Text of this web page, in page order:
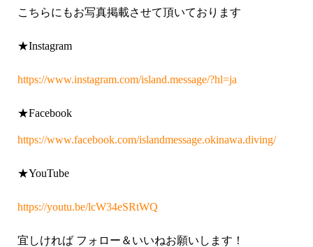
こちらにもお写真掲載させて頂いております
★Instagram
https://www.instagram.com/island.message/?hl=ja
★Facebook
https://www.facebook.com/islandmessage.okinawa.diving/
★YouTube
https://youtu.be/lcW34eSRtWQ
宜しければ フォロー＆いいねお願いします！